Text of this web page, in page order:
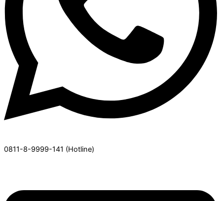
0811-8-9999-141 (Hotline)